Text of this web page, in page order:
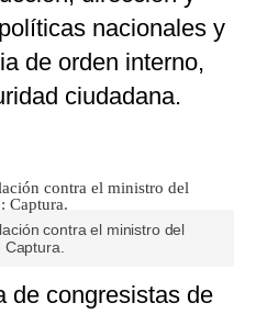
nacionales y
de orden interno,
ciudadana.
contra el ministro del
Captura.
de congresistas de